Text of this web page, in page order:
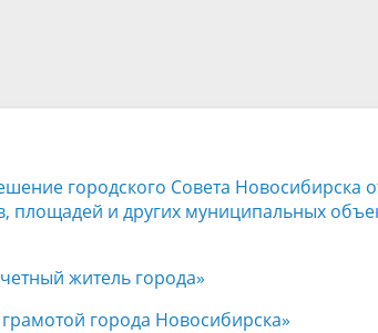
решений
выделяемых бюджетных
городского Совета Новосибирска
площадей и других муниципальных
житель города»
города Новосибирска»